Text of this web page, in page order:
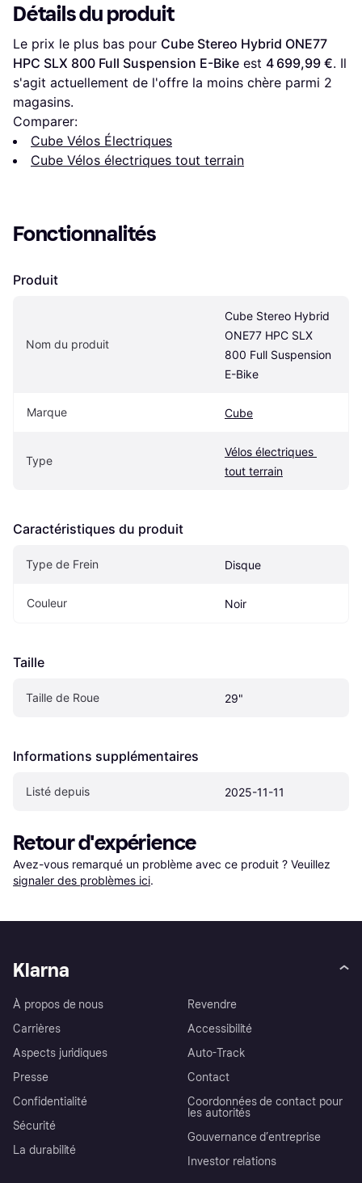
Détails du produit
Le prix le plus bas pour Cube Stereo Hybrid ONE77
HPC SLX 800 Full Suspension E-Bike est 4 699,99 €. Il
s'agit actuellement de l'offre la moins chère parmi 2
magasins.
Comparer:
Cube Vélos Électriques
Cube Vélos électriques tout terrain
Fonctionnalités
Produit
Nom du produit
Cube Stereo Hybrid
ONE77 HPC SLX
800 Full Suspension
E-Bike
Marque Cube
Type
Vélos électriques
tout terrain
Caractéristiques du produit
Type de Frein Disque
Couleur Noir
Taille
Taille de Roue 29"
Informations supplémentaires
Listé depuis 2025-11-11
Retour d'expérience
Avez-vous remarqué un problème avec ce produit ? Veuillez
signaler des problèmes ici.
Klarna
À propos de nous
Carrières
Aspects juridiques
Presse
Confidentialité
Sécurité
La durabilité
Revendre
Accessibilité
Auto-Track
Contact
Coordonnées de contact pour
les autorités
Gouvernance d’entreprise
Investor relations